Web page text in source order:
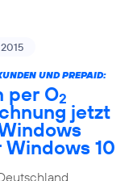
UND PREPAID:
per O2
jetzt
10